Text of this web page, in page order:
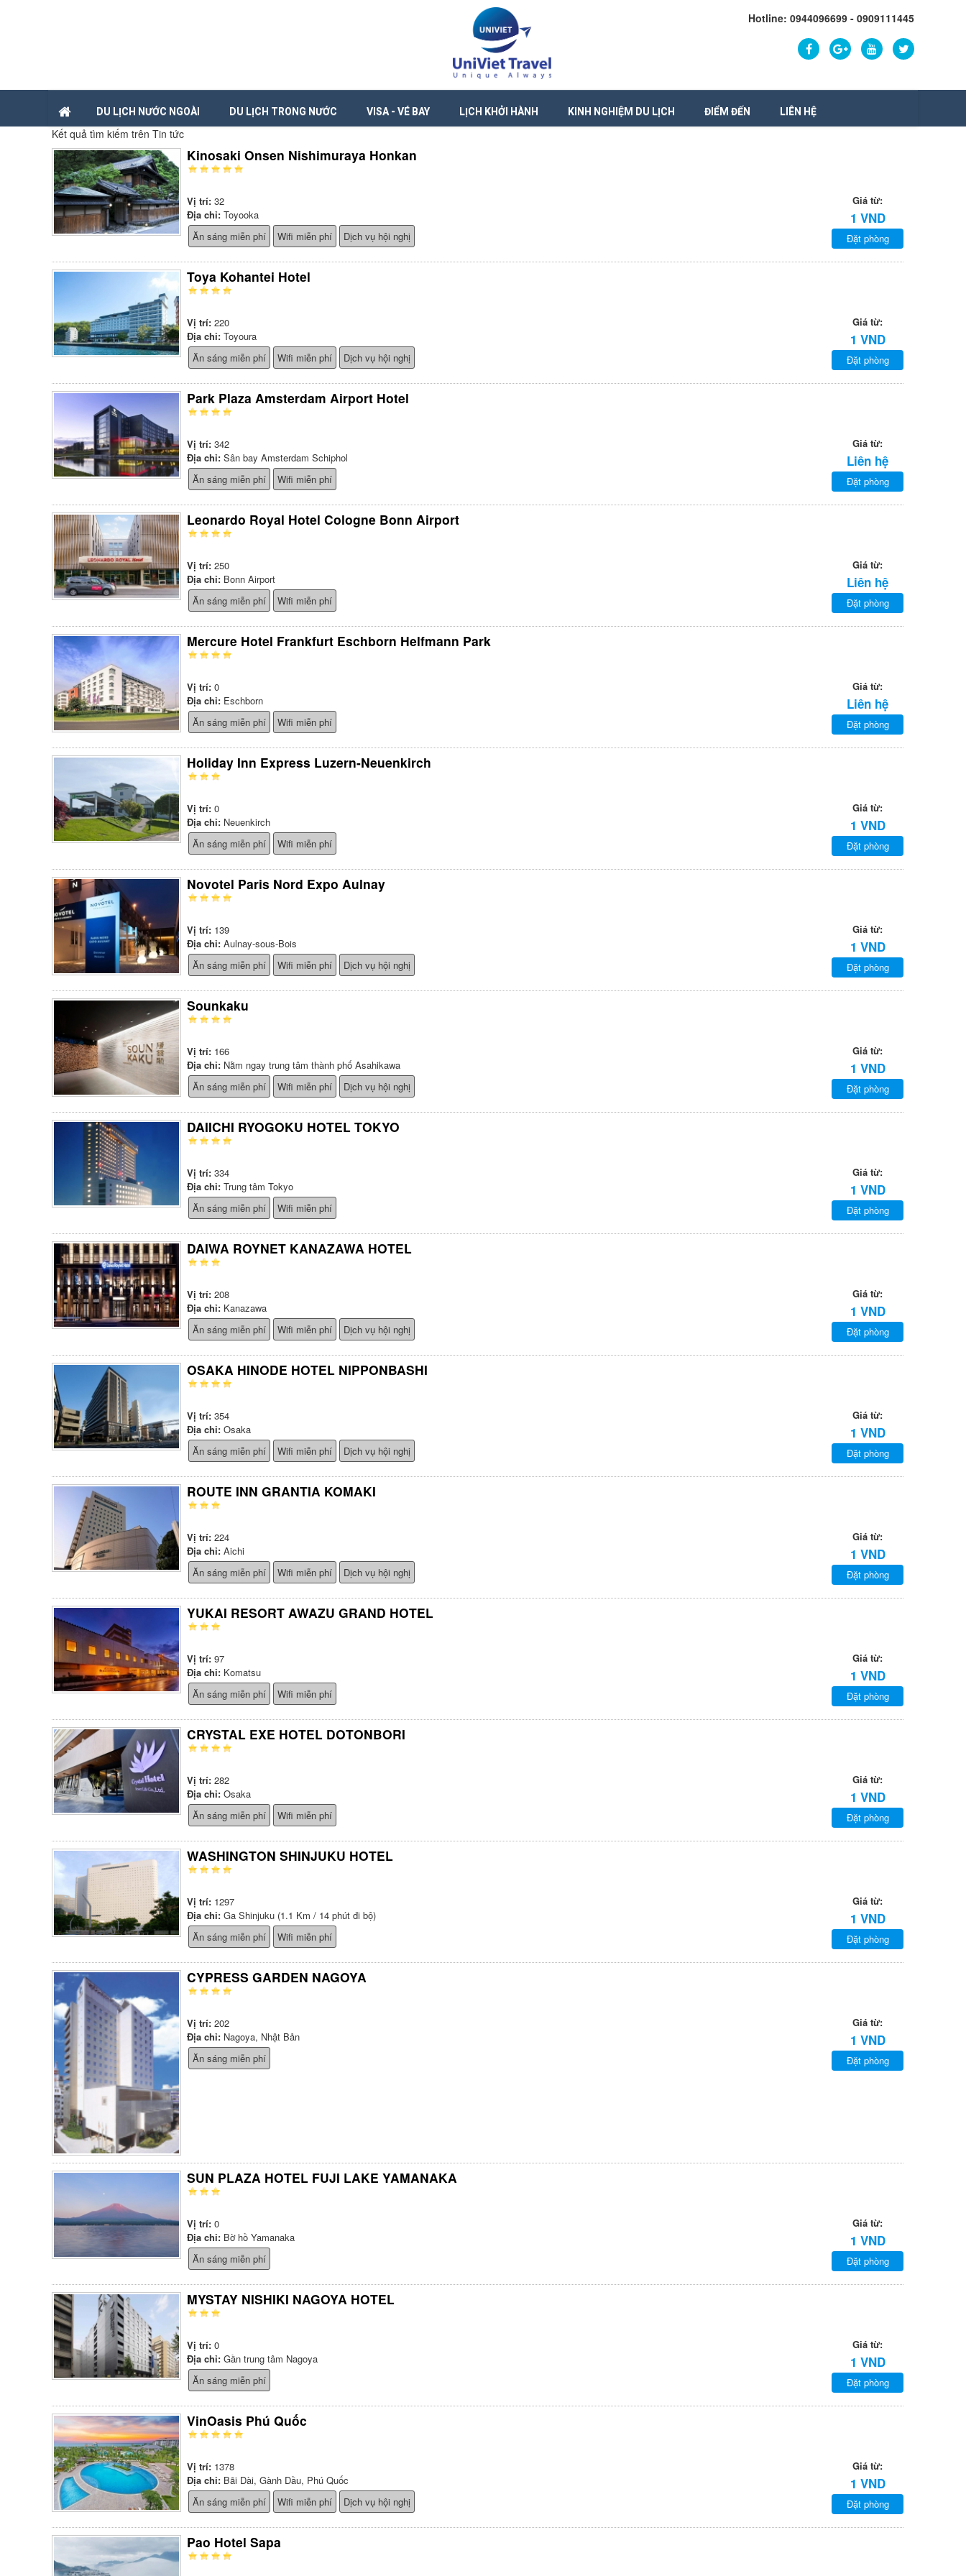
Hotline: 0944096699 - 0909111445
DU LỊCH NƯỚC NGOÀI DU LỊCH TRONG NƯỚC VISA - VÉ BAY LỊCH KHỞI HÀNH KINH NGHIỆM DU LỊCH ĐIỂM ĐẾN LIÊN HỆ
Kết quả tìm kiếm trên Tin tức
Kinosaki Onsen Nishimuraya Honkan
Vị trí: 32
Địa chỉ: Toyooka
Ăn sáng miễn phí
Wifi miễn phí Dịch vụ hội nghị
Giá từ:
1 VND
Đặt phòng
Toya Kohantei Hotel
Vị trí: 220
Địa chỉ: Toyoura
Ăn sáng miễn phí
Wifi miễn phí Dịch vụ hội nghị
Giá từ:
1 VND
Đặt phòng
Park Plaza Amsterdam Airport Hotel
Vị trí: 342
Địa chỉ: Sân bay Amsterdam Schiphol
Ăn sáng miễn phí
Wifi miễn phí
Giá từ:
Liên hệ
Đặt phòng
Leonardo Royal Hotel Cologne Bonn Airport
Vị trí: 250
Địa chỉ: Bonn Airport
Ăn sáng miễn phí
Wifi miễn phí
Giá từ:
Liên hệ
Đặt phòng
Mercure Hotel Frankfurt Eschborn Helfmann Park
Vị trí: 0
Địa chỉ: Eschborn
Ăn sáng miễn phí
Wifi miễn phí
Giá từ:
Liên hệ
Đặt phòng
Holiday Inn Express Luzern-Neuenkirch
Vị trí: 0
Địa chỉ: Neuenkirch
Ăn sáng miễn phí
Wifi miễn phí
Giá từ:
1 VND
Đặt phòng
Novotel Paris Nord Expo Aulnay
Vị trí: 139
Địa chỉ: Aulnay-sous-Bois
Ăn sáng miễn phí
Wifi miễn phí Dịch vụ hội nghị
Giá từ:
1 VND
Đặt phòng
Sounkaku
Vị trí: 166
Địa chỉ: Nằm ngay trung tâm thành phố Asahikawa
Ăn sáng miễn phí
Wifi miễn phí Dịch vụ hội nghị
Giá từ:
1 VND
Đặt phòng
DAIICHI RYOGOKU HOTEL TOKYO
Vị trí: 334
Địa chỉ: Trung tâm Tokyo
Ăn sáng miễn phí
Wifi miễn phí
Giá từ:
1 VND
Đặt phòng
DAIWA ROYNET KANAZAWA HOTEL
Vị trí: 208
Địa chỉ: Kanazawa
Ăn sáng miễn phí
Wifi miễn phí Dịch vụ hội nghị
Giá từ:
1 VND
Đặt phòng
OSAKA HINODE HOTEL NIPPONBASHI
Vị trí: 354
Địa chỉ: Osaka
Ăn sáng miễn phí
Wifi miễn phí Dịch vụ hội nghị
Giá từ:
1 VND
Đặt phòng
ROUTE INN GRANTIA KOMAKI
Vị trí: 224
Địa chỉ: Aichi
Ăn sáng miễn phí
Wifi miễn phí Dịch vụ hội nghị
Giá từ:
1 VND
Đặt phòng
YUKAI RESORT AWAZU GRAND HOTEL
Vị trí: 97
Địa chỉ: Komatsu
Ăn sáng miễn phí
Wifi miễn phí
Giá từ:
1 VND
Đặt phòng
CRYSTAL EXE HOTEL DOTONBORI
Vị trí: 282
Địa chỉ: Osaka
Ăn sáng miễn phí
Wifi miễn phí
Giá từ:
1 VND
Đặt phòng
WASHINGTON SHINJUKU HOTEL
Vị trí: 1297
Địa chỉ: Ga Shinjuku (1.1 Km / 14 phút đi bộ)
Ăn sáng miễn phí
Wifi miễn phí
Giá từ:
1 VND
Đặt phòng
CYPRESS GARDEN NAGOYA
Vị trí: 202
Địa chỉ: Nagoya, Nhật Bản
Ăn sáng miễn phí
Giá từ:
1 VND
Đặt phòng
SUN PLAZA HOTEL FUJI LAKE YAMANAKA
Vị trí: 0
Địa chỉ: Bờ hồ Yamanaka
Ăn sáng miễn phí
Giá từ:
1 VND
Đặt phòng
MYSTAY NISHIKI NAGOYA HOTEL
Vị trí: 0
Địa chỉ: Gần trung tâm Nagoya
Ăn sáng miễn phí
Giá từ:
1 VND
Đặt phòng
VinOasis Phú Quốc
Vị trí: 1378
Địa chỉ: Bãi Dài, Gành Dầu, Phú Quốc
Ăn sáng miễn phí
Wifi miễn phí Dịch vụ hội nghị
Giá từ:
1 VND
Đặt phòng
Pao Hotel Sapa